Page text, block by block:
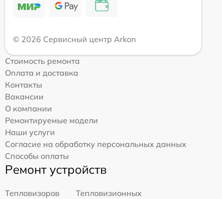
© 2026 Сервисный центр Arkon
Стоимость ремонта
Оплата и доставка
Контакты
Вакансии
О компании
Ремонтируемые модели
Наши услуги
Согласие на обработку персональных данных
Способы оплаты
Ремонт устройств
Тепловизоров
Тепловизионных